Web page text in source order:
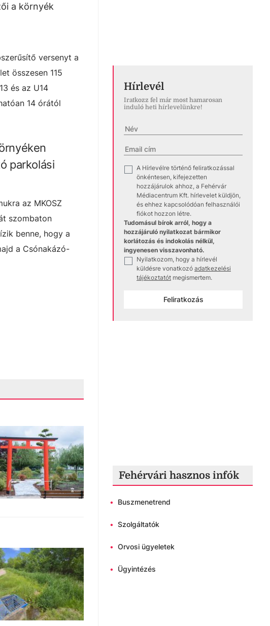
a környék
versenyt a
összesen 115
és az U14
14 órától
parkolási
az MKOSZ
szombaton
benne, hogy a
a Csónakázó-
Hírlevél
Iratkozz fel már most hamarosan
induló heti hírlevelünkre!
✓
A Hírlevélre történő feliratkozással
önkéntesen, kifejezetten
hozzájárulok ahhoz, a Fehérvár
Médiacentrum Kft. hírlevelet küldjön,
és ehhez kapcsolódóan felhasználói
fiókot hozzon létre.
Tudomásul bírok arról, hogy a
hozzájáruló nyilatkozat bármikor
korlátozás és indokolás nélkül,
ingyenesen visszavonható.
✓
Nyilatkozom, hogy a hírlevél
küldésre vonatkozó adatkezelési
tájékoztatót megismertem.
Feliratkozás
Fehérvári hasznos infók
• Buszmenetrend
• Szolgáltatók
• Orvosi ügyeletek
• Ügyintézés